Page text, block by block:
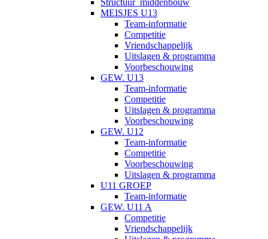
Structuur_middenbouw
MEISJES U13
Team-informatie
Competitie
Vriendschappelijk
Uitslagen & programma
Voorbeschouwing
GEW. U13
Team-informatie
Competitie
Uitslagen & programma
Voorbeschouwing
GEW. U12
Team-informatie
Competitie
Voorbeschouwing
Uitslagen & programma
U11 GROEP
Team-informatie
GEW. U11 A
Competitie
Vriendschappelijk